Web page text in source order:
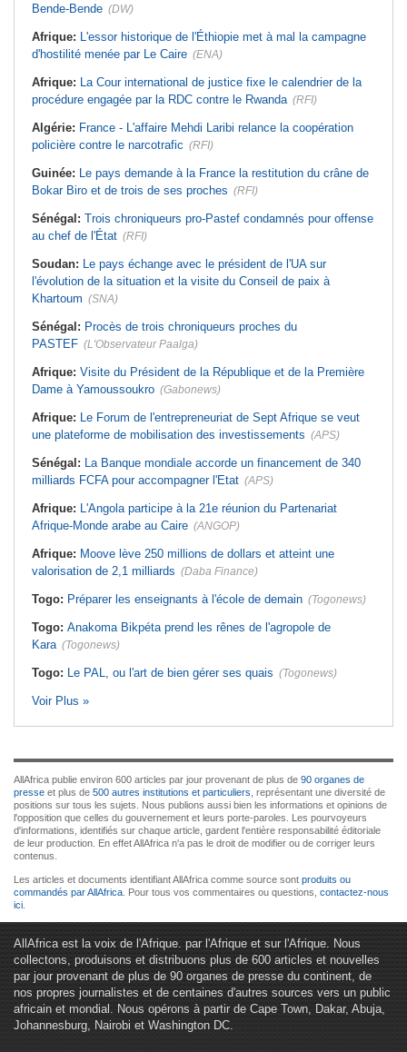
Bende-Bende (DW)
Afrique: L'essor historique de l'Éthiopie met à mal la campagne
d'hostilité menée par Le Caire (ENA)
Afrique: La Cour international de justice fixe le calendrier de la
procédure engagée par la RDC contre le Rwanda (RFI)
Algérie: France - L'affaire Mehdi Laribi relance la coopération
policière contre le narcotrafic (RFI)
Guinée: Le pays demande à la France la restitution du crâne de
Bokar Biro et de trois de ses proches (RFI)
Sénégal: Trois chroniqueurs pro-Pastef condamnés pour offense
au chef de l'État (RFI)
Soudan: Le pays échange avec le président de l'UA sur
l'évolution de la situation et la visite du Conseil de paix à
Khartoum (SNA)
Sénégal: Procès de trois chroniqueurs proches du
PASTEF (L'Observateur Paalga)
Afrique: Visite du Président de la République et de la Première
Dame à Yamoussoukro (Gabonews)
Afrique: Le Forum de l'entrepreneuriat de Sept Afrique se veut
une plateforme de mobilisation des investissements (APS)
Sénégal: La Banque mondiale accorde un financement de 340
milliards FCFA pour accompagner l'Etat (APS)
Afrique: L'Angola participe à la 21e réunion du Partenariat
Afrique-Monde arabe au Caire (ANGOP)
Afrique: Moove lève 250 millions de dollars et atteint une
valorisation de 2,1 milliards (Daba Finance)
Togo: Préparer les enseignants à l'école de demain (Togonews)
Togo: Anakoma Bikpéta prend les rênes de l'agropole de
Kara (Togonews)
Togo: Le PAL, ou l'art de bien gérer ses quais (Togonews)
Voir Plus »
AllAfrica publie environ 600 articles par jour provenant de plus de 90 organes de
presse et plus de 500 autres institutions et particuliers , représentant une diversité de
positions sur tous les sujets. Nous publions aussi bien les informations et opinions de
l'opposition que celles du gouvernement et leurs porte-paroles. Les pourvoyeurs
d'informations, identifiés sur chaque article, gardent l'entière responsabilité éditoriale
de leur production. En effet AllAfrica n'a pas le droit de modifier ou de corriger leurs
contenus.
Les articles et documents identifiant AllAfrica comme source sont produits ou
commandés par AllAfrica . Pour tous vos commentaires ou questions, contactez-nous
ici
AllAfrica est la voix de l'Afrique. par l'Afrique et sur l'Afrique. Nous
collectons, produisons et distribuons plus de 600 articles et nouvelles
par jour provenant de plus de 90 organes de presse du continent, de
nos propres journalistes et de centaines d'autres sources vers un public
africain et mondial. Nous opérons à partir de Cape Town, Dakar, Abuja,
Johannesburg, Nairobi et Washington DC.